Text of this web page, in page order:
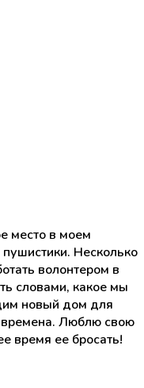
место в моем
Несколько
волонтером в
словами, какое мы
новый дом для
Люблю свою
время ее бросать!